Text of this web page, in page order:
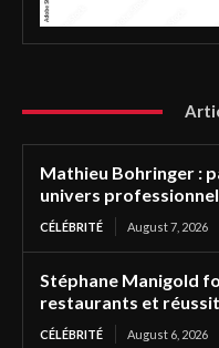
Mathieu Bohringer :
univers professionnel
CÉLÉBRITÉ August 7, 2026
Stéphane Manigold
restaurants et
CÉLÉBRITÉ August 6, 2026